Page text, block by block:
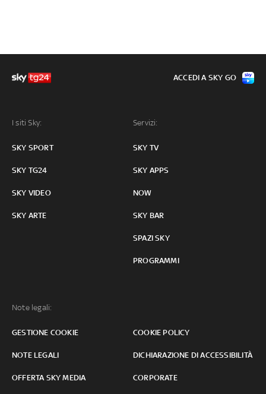
I siti Sky:
SKY SPORT
SKY TG24
SKY VIDEO
SKY ARTE
Servizi:
SKY TV
SKY APPS
NOW
SKY BAR
SPAZI SKY
PROGRAMMI
Note legali:
GESTIONE COOKIE COOKIE POLICY
NOTE LEGALI DICHIARAZIONE DI ACCESSIBILITÀ
OFFERTA SKY MEDIA CORPORATE
ACCEDI A SKY GO